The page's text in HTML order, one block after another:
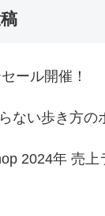
ール開催！
ない歩き方の
2024年 売上